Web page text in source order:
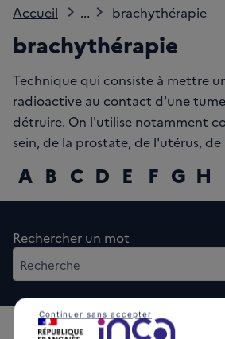
Accueil ... brachythérapie
brachythérapie
Technique qui consiste à mettre
radioactive au contact d'une
détruire. On l'utilise notamment
sein, de la prostate, de l'utérus, de
A B C D E F G H
Rechercher un mot
Continuer sans accepter